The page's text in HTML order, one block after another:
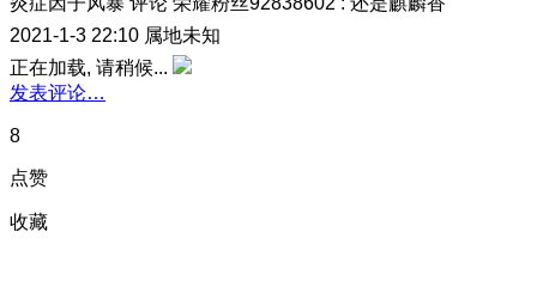
2021-1-3 22:10 属地未知
正在加载, 请稍候...
发表评论…
8
点赞
收藏